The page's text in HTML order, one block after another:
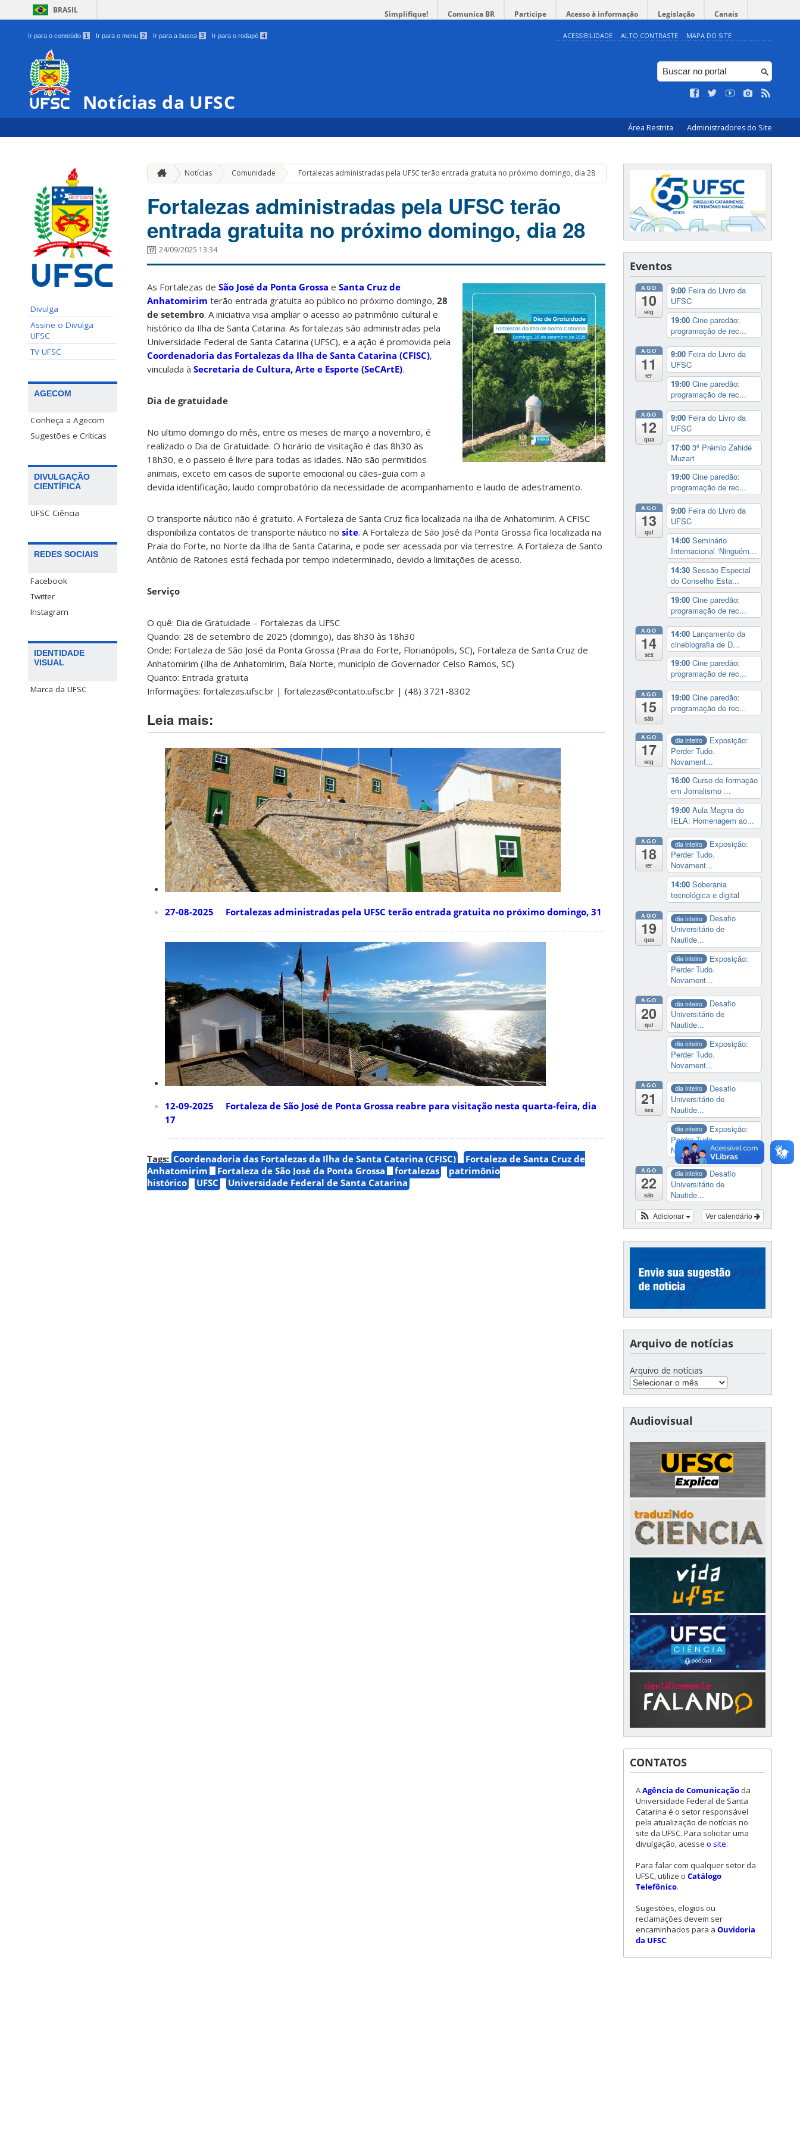
BRASIL Simplifique! Comunica BR Participe Acesso à informação Legislação Canais
Ir para o conteúdo 1 Ir para o menu 2 Ir para a busca 3 Ir para o rodapé 4 ACESSIBILIDADE ALTO CONTRASTE MAPA DO SITE
Notícias da UFSC
Área Restrita Administradores do Site
Divulga
Assine o Divulga
UFSC
TV UFSC
AGECOM
Conheça a Agecom
Sugestões e Críticas
DIVULGAÇÃO
CIENTÍFICA
UFSC Ciência
REDES SOCIAIS
Facebook
Twitter
Instagram
IDENTIDADE
VISUAL
Marca da UFSC
Notícias Comunidade » Fortalezas administradas pela UFSC terão entrada gratuita no próximo domingo, dia 28
Fortalezas administradas pela UFSC terão
entrada gratuita no próximo domingo, dia 28
24/09/2025 13:34
As Fortalezas de São José da Ponta Grossa e Santa Cruz de
Anhatomirim terão entrada gratuita ao público no próximo domingo, 28
de setembro. A iniciativa visa ampliar o acesso ao patrimônio cultural e
histórico da Ilha de Santa Catarina. As fortalezas são administradas pela
Universidade Federal de Santa Catarina (UFSC), e a ação é promovida pela
Coordenadoria das Fortalezas da Ilha de Santa Catarina (CFISC),
vinculada à Secretaria de Cultura, Arte e Esporte (SeCArtE).
Dia de gratuidade
No ultimo domingo do mês, entre os meses de março a novembro, é
realizado o Dia de Gratuidade. O horário de visitação é das 8h30 às
18h30, e o passeio é livre para todas as idades. Não são permitidos
animais, exceto em casos de suporte emocional ou cães-guia com a
devida identificação, laudo comprobatório da necessidade de acompanhamento e laudo de adestramento.
O transporte náutico não é gratuito. A Fortaleza de Santa Cruz fica localizada na ilha de Anhatomirim. A CFISC
disponibiliza contatos de transporte náutico no site. A Fortaleza de São José da Ponta Grossa fica localizada na
Praia do Forte, no Norte da Ilha de Santa Catarina, e pode ser acessada por via terrestre. A Fortaleza de Santo
Antônio de Ratones está fechada por tempo indeterminado, devido a limitações de acesso.
Serviço
O quê: Dia de Gratuidade – Fortalezas da UFSC
Quando: 28 de setembro de 2025 (domingo), das 8h30 às 18h30
Onde: Fortaleza de São José da Ponta Grossa (Praia do Forte, Florianópolis, SC), Fortaleza de Santa Cruz de
Anhatomirim (Ilha de Anhatomirim, Baía Norte, município de Governador Celso Ramos, SC)
Quanto: Entrada gratuita
Informações: fortalezas.ufsc.br | fortalezas@contato.ufsc.br | (48) 3721-8302
Leia mais:
27-08-2025 Fortalezas administradas pela UFSC terão entrada gratuita no próximo domingo, 31
12-09-2025 Fortaleza de São José de Ponta Grossa reabre para visitação nesta quarta-feira, dia
17
Tags: Coordenadoria das Fortalezas da Ilha de Santa Catarina (CFISC)
Fortaleza de Santa Cruz de
Anhatomirim
Fortaleza de São José da Ponta Grossa fortalezas
patrimônio
histórico
UFSC Universidade Federal de Santa Catarina
Eventos
AGO
10
seg
9:00 Feira do Livro da
UFSC
19:00 Cine paredão:
programação de rec...
AGO
11
ter
9:00 Feira do Livro da
UFSC
19:00 Cine paredão:
programação de rec...
AGO
12
qua
9:00 Feira do Livro da
UFSC
17:00 3º Prêmio Zahidé
Muzart
19:00 Cine paredão:
programação de rec...
AGO
13
qui
9:00 Feira do Livro da
UFSC
14:00 Seminário
Internacional ‘Ninguém...
14:30 Sessão Especial
do Conselho Esta...
19:00 Cine paredão:
programação de rec...
AGO
14
sex
14:00 Lançamento da
cinebiografia de D...
19:00 Cine paredão:
programação de rec...
AGO
15
sáb
19:00 Cine paredão:
programação de rec...
AGO
17
seg
dia inteiro
Exposição:
Perder Tudo.
Novament...
16:00 Curso de formação
em Jornalismo ...
19:00 Aula Magna do
IELA: Homenagem ao...
AGO
18
ter
dia inteiro
Exposição:
Perder Tudo.
Novament...
14:00 Soberania
tecnológica e digital
AGO
19
qua
dia inteiro
Desafio
Universitário de
Nautide...
dia inteiro
Exposição:
Perder Tudo.
Novament...
AGO
20
qui
dia inteiro
Desafio
Universitário de
Nautide...
dia inteiro
Exposição:
Perder Tudo.
Novament...
AGO
21
sex
dia inteiro
Desafio
Universitário de
Nautide...
dia inteiro
Exposição:
Perder Tudo.
Novament...
AGO
22
sáb
dia inteiro
Desafio
Universitário de
Nautide...
Ver calendário
Adicionar
Arquivo de notícias
Arquivo de notícias
Audiovisual
CONTATOS
AAgência de Comunicação da
Universidade Federal de Santa
Catarina é o setor responsável
pela atualização de notícias no
site da UFSC. Para solicitar uma
divulgação, acesse o site.
Para falar com qualquer setor da
UFSC, utilize o Catálogo
Telefônico.
Sugestões, elogios ou
reclamações devem ser
encaminhados para a Ouvidoria
da UFSC.